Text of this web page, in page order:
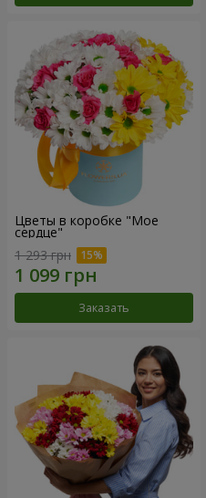
Цветы в коробке "Мое
сердце"
1 293 грн
Заказать